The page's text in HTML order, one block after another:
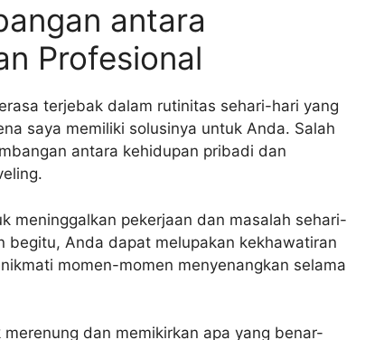
antara
Profesional
terjebak dalam rutinitas sehari-hari yang
saya memiliki solusinya untuk Anda. Salah
antara kehidupan pribadi dan
meninggalkan pekerjaan dan masalah sehari-
begitu, Anda dapat melupakan kekhawatiran
momen-momen menyenangkan selama
dan memikirkan apa yang benar-